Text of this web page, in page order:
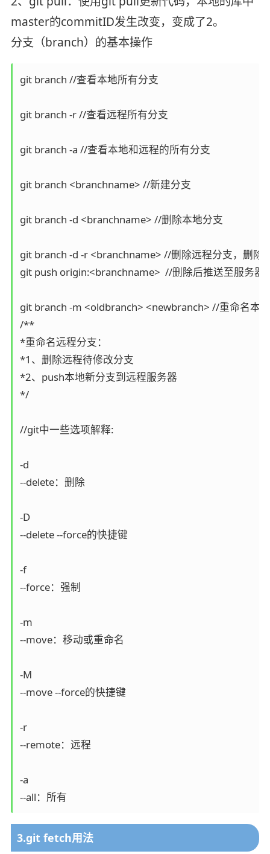
master的commitID发生改变，变成了2。
分支（branch）的基本操作
git branch //查看本地所有分支
git branch -r //查看远程所有分支
git branch -a //查看本地和远程的所有分支
git branch <branchname> //新建分支
git branch -d <branchname> //删除本地分支
git branch -d -r <branchname> //删除远程分支，删除
git push origin:<branchname>  //删除后推送至服务器
git branch -m <oldbranch> <newbranch> //重命名本
/**
*重命名远程分支：
*1、删除远程待修改分支
*2、push本地新分支到远程服务器
*/
//git中一些选项解释:
-d
--delete：删除
-D
--delete --force的快捷键
-f
--force：强制
-m
--move：移动或重命名
-M
--move --force的快捷键
-r
--remote：远程
-a
--all：所有
3.git fetch用法